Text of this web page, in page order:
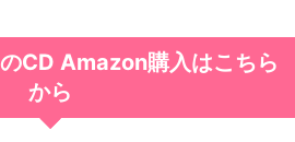
のCD Amazon購入はこちら
から